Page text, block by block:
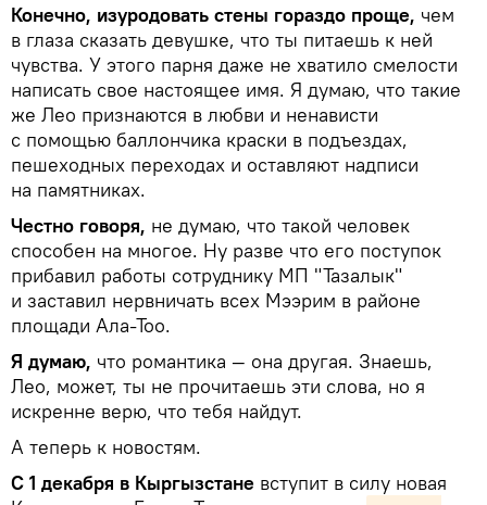
Конечно, изуродовать стены гораздо проще, чем
в глаза сказать девушке, что ты питаешь к ней
чувства. У этого парня даже не хватило смелости
написать свое настоящее имя. Я думаю, что такие
же Лео признаются в любви и ненависти
с помощью баллончика краски в подъездах,
пешеходных переходах и оставляют надписи
на памятниках.
Честно говоря, не думаю, что такой человек
способен на многое. Ну разве что его поступок
прибавил работы сотруднику МП "Тазалык"
и заставил нервничать всех Мээрим в районе
площади Ала-Тоо.
Я думаю, что романтика — она другая. Знаешь,
Лео, может, ты не прочитаешь эти слова, но я
искренне верю, что тебя найдут.
А теперь к новостям.
С 1 декабря в Кыргызстане вступит в силу новая